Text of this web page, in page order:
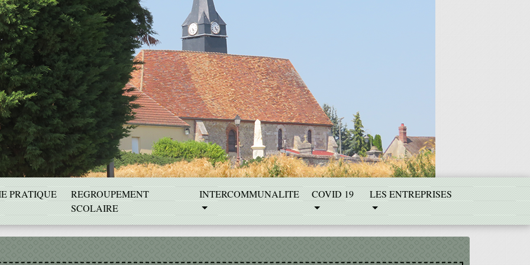
PRATIQUE
REGROUPEMENT
SCOLAIRE
INTERCOMMUNALITE COVID 19 LES ENTREPRISES